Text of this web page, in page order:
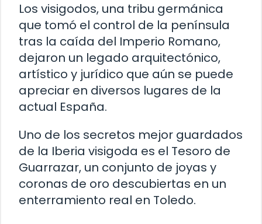
Los visigodos, una tribu germánica
que tomó el control de la península
tras la caída del Imperio Romano,
dejaron un legado arquitectónico,
artístico y jurídico que aún se puede
apreciar en diversos lugares de la
actual España.
Uno de los secretos mejor guardados
de la Iberia visigoda es el Tesoro de
Guarrazar, un conjunto de joyas y
coronas de oro descubiertas en un
enterramiento real en Toledo.